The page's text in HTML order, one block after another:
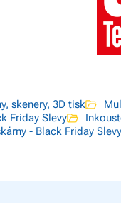
skenery, 3D tisk
Friday Slevy
- Black Friday Slevy